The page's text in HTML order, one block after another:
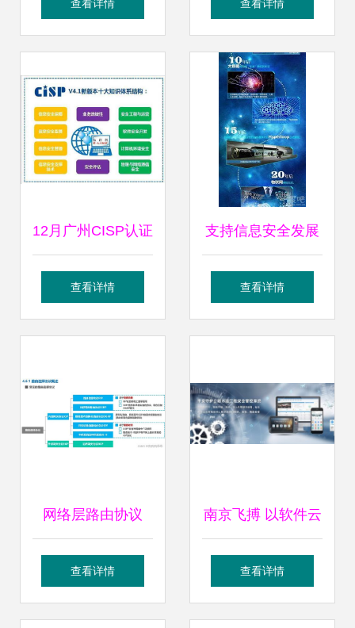
中台与信息安全体
系
查看详情
信息安全再升级
查看详情
12月广州CISP认证
培训开讲啦!
查看详情
支持信息安全发展
量子通信护航 近年
络安
查看详情
网络层路由协议
RIP在网络与信息
查看详情
南京飞搏 以软件云
服务赋能智能交
查看详情